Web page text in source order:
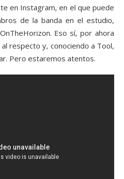
en Instagram, en el que puede
de la banda en el estudio,
Eso sí, por ahora
respecto y, conociendo a Tool,
Pero estaremos atentos.